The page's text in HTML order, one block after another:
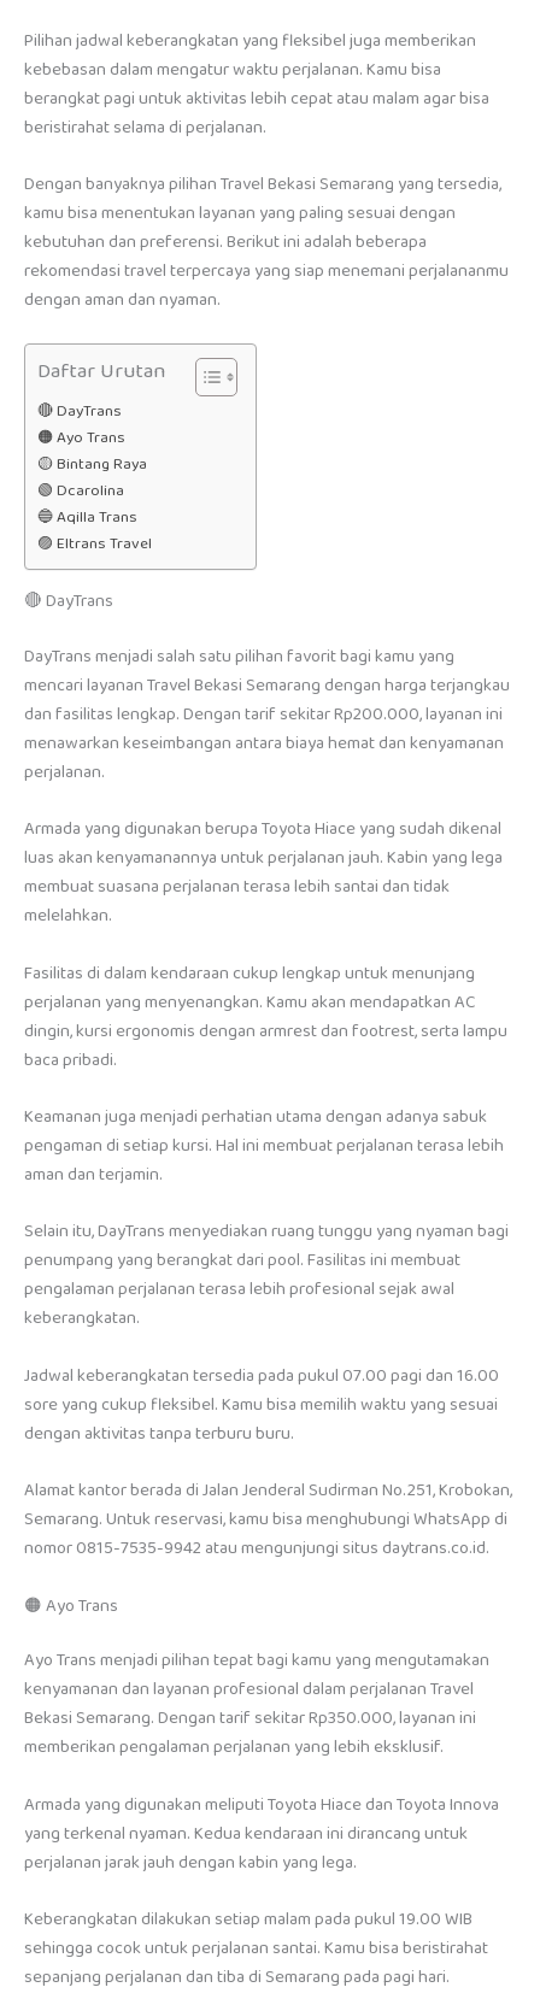
Pilihan jadwal keberangkatan yang fleksibel juga memberikan
kebebasan dalam mengatur waktu perjalanan. Kamu bisa
berangkat pagi untuk aktivitas lebih cepat atau malam agar bisa
beristirahat selama di perjalanan.
Dengan banyaknya pilihan Travel Bekasi Semarang yang tersedia,
kamu bisa menentukan layanan yang paling sesuai dengan
kebutuhan dan preferensi. Berikut ini adalah beberapa
rekomendasi travel terpercaya yang siap menemani perjalananmu
dengan aman dan nyaman.
Daftar Urutan
🔴 DayTrans
🟠 Ayo Trans
🟡 Bintang Raya
🟢 Dcarolina
🔵 Aqilla Trans
🟣 Eltrans Travel
🔴 DayTrans
DayTrans menjadi salah satu pilihan favorit bagi kamu yang
mencari layanan Travel Bekasi Semarang dengan harga terjangkau
dan fasilitas lengkap. Dengan tarif sekitar Rp200.000, layanan ini
menawarkan keseimbangan antara biaya hemat dan kenyamanan
perjalanan.
Armada yang digunakan berupa Toyota Hiace yang sudah dikenal
luas akan kenyamanannya untuk perjalanan jauh. Kabin yang lega
membuat suasana perjalanan terasa lebih santai dan tidak
melelahkan.
Fasilitas di dalam kendaraan cukup lengkap untuk menunjang
perjalanan yang menyenangkan. Kamu akan mendapatkan AC
dingin, kursi ergonomis dengan armrest dan footrest, serta lampu
baca pribadi.
Keamanan juga menjadi perhatian utama dengan adanya sabuk
pengaman di setiap kursi. Hal ini membuat perjalanan terasa lebih
aman dan terjamin.
Selain itu, DayTrans menyediakan ruang tunggu yang nyaman bagi
penumpang yang berangkat dari pool. Fasilitas ini membuat
pengalaman perjalanan terasa lebih profesional sejak awal
keberangkatan.
Jadwal keberangkatan tersedia pada pukul 07.00 pagi dan 16.00
sore yang cukup fleksibel. Kamu bisa memilih waktu yang sesuai
dengan aktivitas tanpa terburu buru.
Alamat kantor berada di Jalan Jenderal Sudirman No.251, Krobokan,
Semarang. Untuk reservasi, kamu bisa menghubungi WhatsApp di
nomor 0815-7535-9942 atau mengunjungi situs daytrans.co.id.
🟠 Ayo Trans
Ayo Trans menjadi pilihan tepat bagi kamu yang mengutamakan
kenyamanan dan layanan profesional dalam perjalanan Travel
Bekasi Semarang. Dengan tarif sekitar Rp350.000, layanan ini
memberikan pengalaman perjalanan yang lebih eksklusif.
Armada yang digunakan meliputi Toyota Hiace dan Toyota Innova
yang terkenal nyaman. Kedua kendaraan ini dirancang untuk
perjalanan jarak jauh dengan kabin yang lega.
Keberangkatan dilakukan setiap malam pada pukul 19.00 WIB
sehingga cocok untuk perjalanan santai. Kamu bisa beristirahat
sepanjang perjalanan dan tiba di Semarang pada pagi hari.